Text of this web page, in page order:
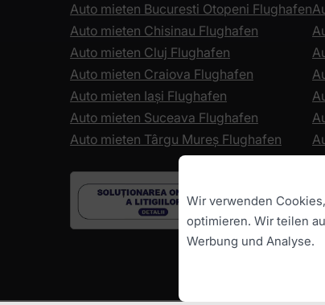
Auto mieten Bucuresti Otopeni Flughafen
Auto mieten Chisinau Flughafen
Auto mieten Cluj Flughafen
Auto mieten Craiova Flughafen
Auto mieten Iași Flughafen
Auto mieten Suceava Flughafen
Auto mieten Târgu Mureș Flughafen
Wir verwenden
optimieren. Wir teilen
Werbung und Analyse.